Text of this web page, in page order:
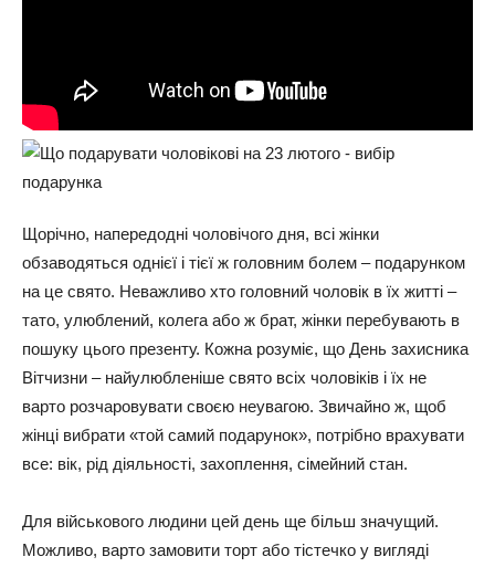
Щорічно, напередодні чоловічого дня, всі жінки
обзаводяться однієї і тієї ж головним болем – подарунком
на це свято. Неважливо хто головний чоловік в їх житті –
тато, улюблений, колега або ж брат, жінки перебувають в
пошуку цього презенту. Кожна розуміє, що День захисника
Вітчизни – найулюбленіше свято всіх чоловіків і їх не
варто розчаровувати своєю неувагою. Звичайно ж, щоб
жінці вибрати «той самий подарунок», потрібно врахувати
все: вік, рід діяльності, захоплення, сімейний стан.
Для військового людини цей день ще більш значущий.
Можливо, варто замовити торт або тістечко у вигляді